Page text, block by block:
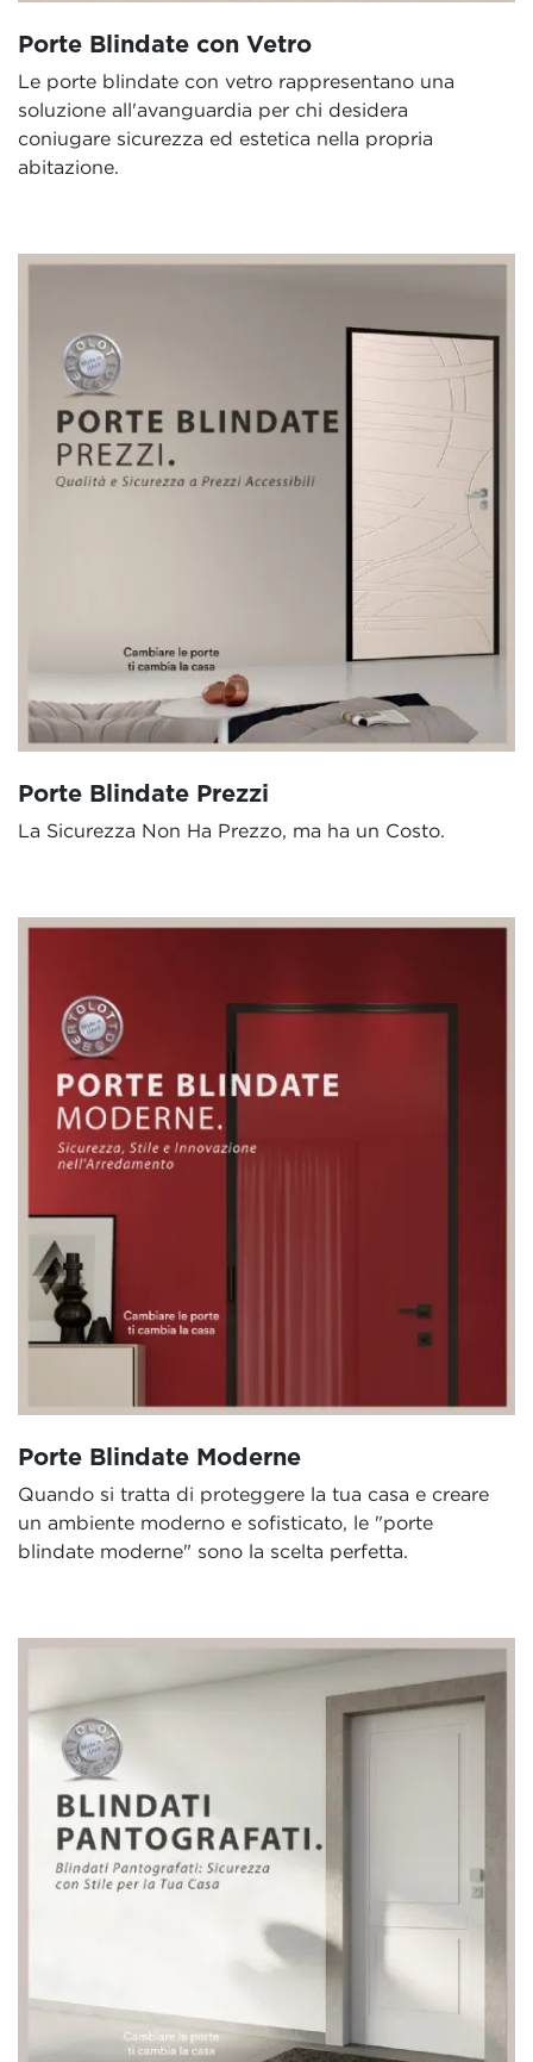
Porte Blindate con Vetro
Le porte blindate con vetro rappresentano una
soluzione all'avanguardia per chi desidera
coniugare sicurezza ed estetica nella propria
abitazione.
Porte Blindate Prezzi
La Sicurezza Non Ha Prezzo, ma ha un Costo.
Porte Blindate Moderne
Quando si tratta di proteggere la tua casa e creare
un ambiente moderno e sofisticato, le "porte
blindate moderne" sono la scelta perfetta.